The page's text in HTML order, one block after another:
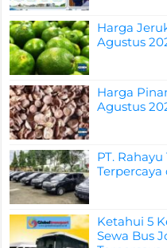
Harga
Agustus
Harga
Agustus
PT.
Ketahui 5
Sewa Bus